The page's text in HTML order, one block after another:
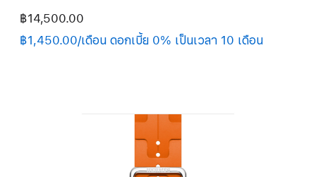
฿14,500.00
฿1,450.00/เดือน ดอกเบี้ย 0% เป็นเวลา 10 เดือน